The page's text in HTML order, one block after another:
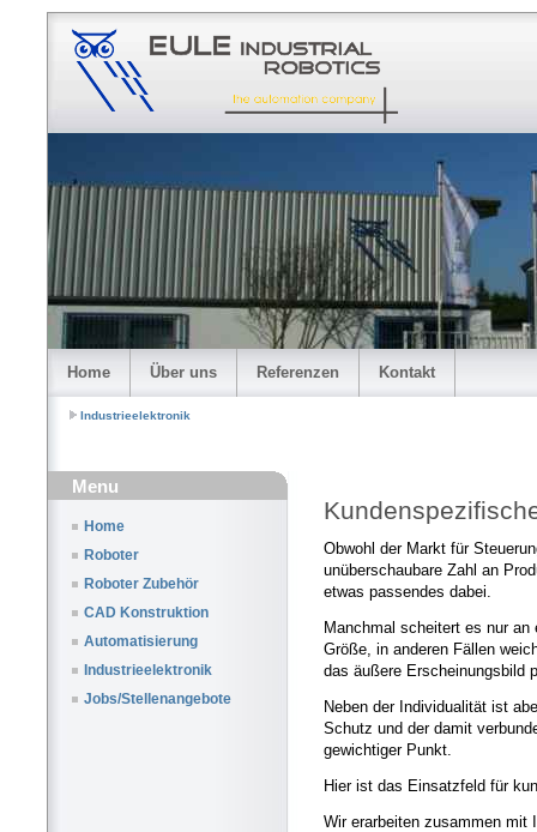
Home Über uns Referenzen Kontakt
Industrieelektronik
Menu
Home
Roboter
Roboter Zubehör
CAD Konstruktion
Automatisierung
Industrieelektronik
Jobs/Stellenangebote
Obwohl der Markt für
unüberschaubare Zahl an
etwas passendes dabei.
Manchmal scheitert es nur
Größe, in anderen Fällen
das äußere Erscheinungsbild
Neben der Individualität ist
Schutz und der damit
gewichtiger Punkt.
Hier ist das Einsatzfeld für
Wir erarbeiten zusammen mit